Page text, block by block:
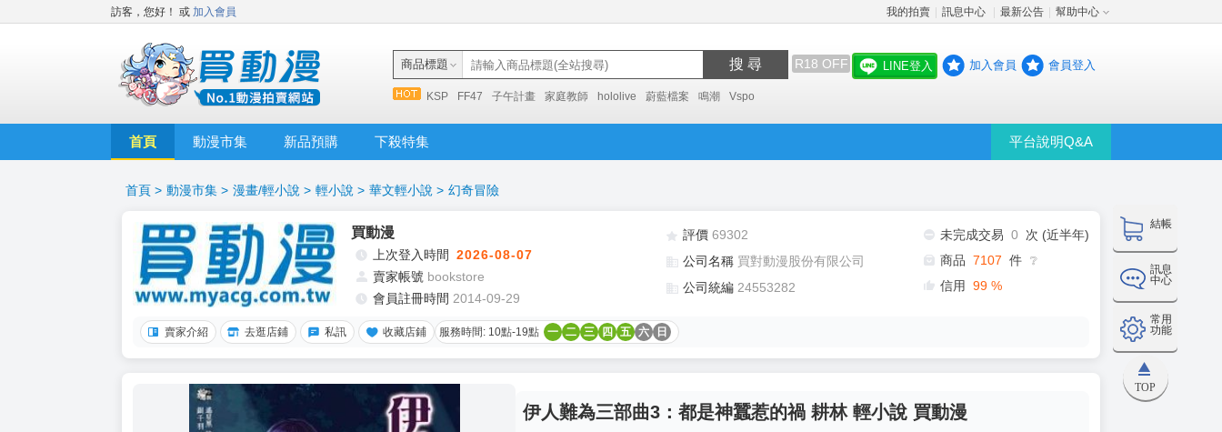
訪客，您好！ 或 加入會員 我的拍賣 訊息中心 最新公告 幫助中心
商品標題 搜 尋 R18 OFF
KSP FF47 子午計畫 家庭教師 hololive 蔚藍檔案 鳴潮 Vspo
LINE登入 加入會員 會員登入
首頁 動漫市集 新品預購 下殺特集 平台說明Q&A
結帳
訊息
中心
常用
功能
TOP
首頁 > 動漫市集 > 漫畫/輕小說 > 輕小說 > 華文輕小說 > 幻奇冒險
買動漫
上次登入時間 2026-08-07
賣家帳號 bookstore
會員註冊時間 2014-09-29
評價 69302
公司名稱 買對動漫股份有限公司
公司統編 24553282
未完成交易 0
次 (近半年)
商品 7107 件 ❔
信用 99 %
賣家介紹 去逛店鋪 私訊 收藏店鋪 服務時間: 10點-19點 一 二 三 四 五 六 日
伊人難為三部曲3：都是神蠶惹的禍 耕林 輕小說 買動漫